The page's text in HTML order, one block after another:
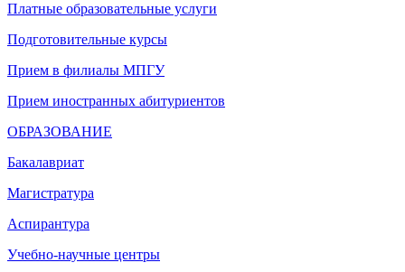
Платные образовательные услуги
Подготовительные курсы
Прием в филиалы МПГУ
Прием иностранных абитуриентов
ОБРАЗОВАНИЕ
Бакалавриат
Магистратура
Аспирантура
Учебно-научные центры